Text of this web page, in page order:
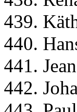
439.
440.
441.
442.